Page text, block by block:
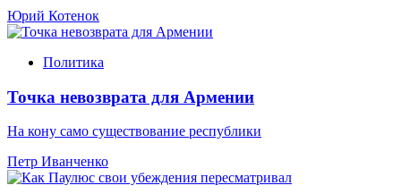
Юрий Котенок
Политика
Точка невозврата для Армении
На кону само существование республики
Петр Иванченко